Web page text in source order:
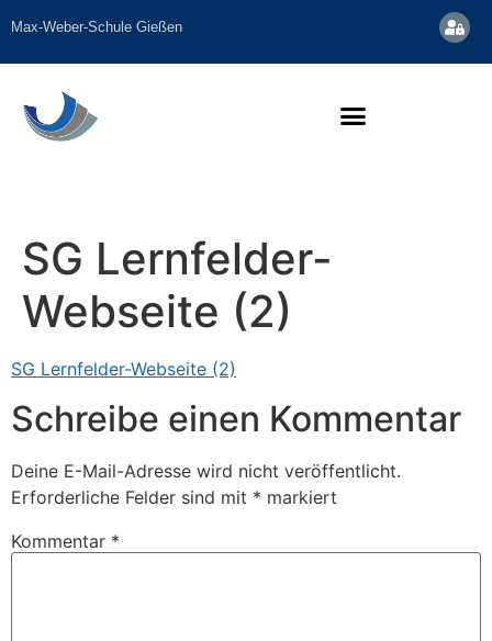
springen
Max-Weber-Schule Gießen
SG Lernfelder-
Webseite (2)
SG Lernfelder-Webseite (2)
Schreibe einen Kommentar
Deine E-Mail-Adresse wird nicht veröffentlicht.
Erforderliche Felder sind mit * markiert
Kommentar *